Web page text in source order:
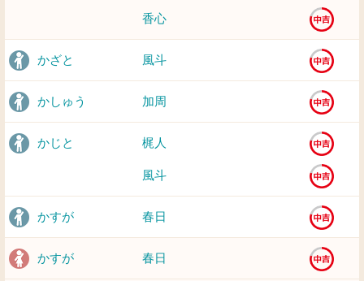
香心
かざと 風斗
かしゅう 加周
かじと 梶人
風斗
かすが 春日
かすが 春日